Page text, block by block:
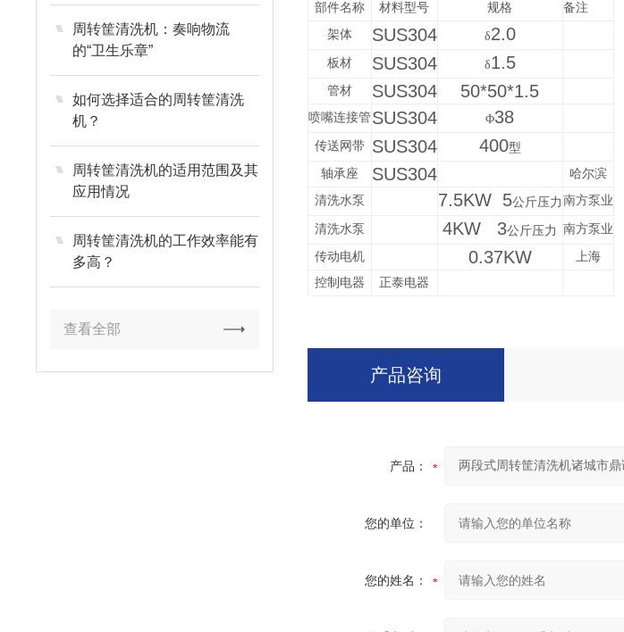
周转筐清洗机：奏响物流
的“卫生乐章”
如何选择适合的周转筐清洗
机？
周转筐清洗机的适用范围及其
应用情况
周转筐清洗机的工作效率能有
多高？
查看全部
部件名称
材料型号 规格
备注
架体
SUS304 δ2.0
板材 SUS304 δ1.5
管材 SUS304 50*50*1.5
喷嘴连接管 SUS304 Φ38
传送网带 SUS304 400型
轴承座
SUS304
哈尔滨
清洗水泵
7.5KW 5公斤压力 南方泵业
清洗水泵 4KW 3公斤压力 南方泵业
传动电机 0.37KW
上海
控制电器
正泰电器
产品咨询
产品：
您的单位：
您的姓名：